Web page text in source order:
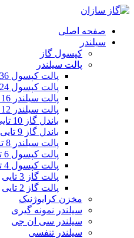
صفحه اصلی
سیلندر
کپسول گاز
پالت سیلندر
پالت کپسول 36 تایی
پالت کپسول 24 تایی
پالت سیلندر 16 تایی
پالت سیلندر 12 تایی
باندل گاز 10 تایی
باندل گاز 9 تایی
پالت سیلندر 8 تایی
پالت کپسول 6 تایی
پالت کپسول 4 تایی
پالت گاز 3 تایی
پالت گاز 2 تایی
مخزن کرایوژنیک
سیلندر نمونه گیری
سیلندر سی ان جی
سیلندر تنفسی